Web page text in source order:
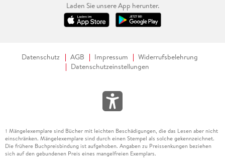
Laden Sie unsere App herunter.
Datenschutz AGB Impressum
Widerrufsbelehrung
Datenschutzeinstellungen
1 Mängelexemplare sind Bücher mit leichten Beschädigungen, die das Lesen aber nicht
einschränken. Mängelexemplare sind durch einen Stempel als solche gekennzeichnet.
Die frühere Buchpreisbindung ist aufgehoben. Angaben zu Preissenkungen beziehen
sich auf den gebundenen Preis eines mangelfreien Exemplars.